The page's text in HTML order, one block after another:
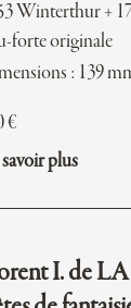
Winterthur +
forte originale
: 139
€
plus
I. de